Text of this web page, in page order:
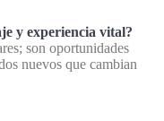
y experiencia vital?
son oportunidades
nuevos que cambian